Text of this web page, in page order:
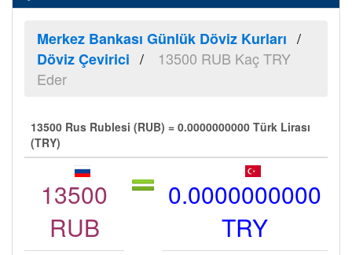
Merkez Bankası Günlük Döviz Kurları
Döviz Çevirici
13500 RUB Kaç TRY
Eder
13500 Rus Rublesi (RUB) = 0.0000000000 Türk Lirası
(TRY)
13500
RUB
0.0000000000
TRY